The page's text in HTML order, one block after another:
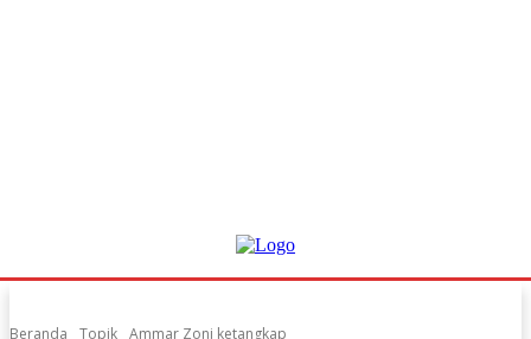
Beranda Topik Ammar Zoni ketangkap